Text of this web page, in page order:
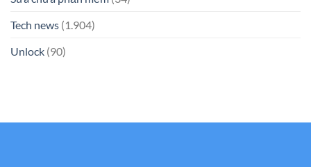
Tech news (1.904)
Unlock (90)